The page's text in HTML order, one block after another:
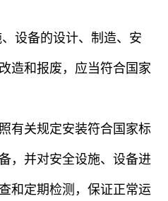
设备的设计、制造、安
造和报废，应当符合国家
关规定安装符合国家标
，并对安全设施、设备进
和定期检测，保证正常运